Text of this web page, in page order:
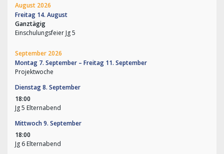
August 2026
Freitag 14. August
Ganztägig
Einschulungsfeier Jg 5
September 2026
Montag 7. September – Freitag 11. September
Projektwoche
Dienstag8. September
18:00
Jg 5 Elternabend
Mittwoch9. September
18:00
Jg 6 Elternabend